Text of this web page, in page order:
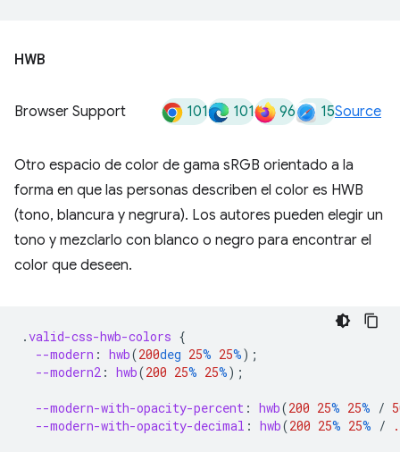
HWB
Browser Support 101 101 96 15Source
Otro espacio de color de gama sRGB orientado a la
forma en que las personas describen el color es HWB
(tono, blancura y negrura). Los autores pueden elegir un
tono y mezclarlo con blanco o negro para encontrar el
color que deseen.
.valid-css-hwb-colors {
--modern : hwb(200deg 25% 25%);
--modern2 : hwb(200 25% 25%);
--modern-with-opacity-percent : hwb(200 25% 25% /
--modern-with-opacity-decimal : hwb(200 25% 25% /